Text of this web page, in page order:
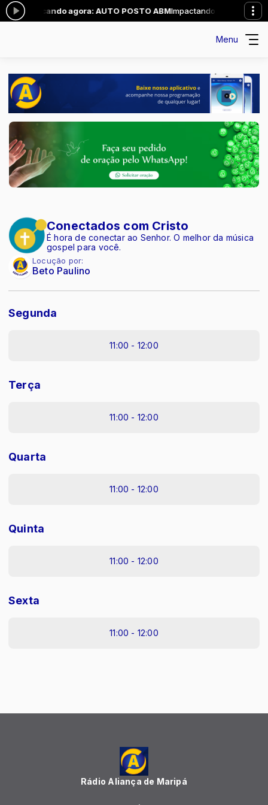
- Tocando agora: AUTO POSTO ABMImpactando Vidas das
Menu
Conectados com Cristo
É hora de conectar ao Senhor. O melhor da música
gospel para você.
Locução por:
Beto Paulino
Segunda
11:00 - 12:00
Terça
11:00 - 12:00
Quarta
11:00 - 12:00
Quinta
11:00 - 12:00
Sexta
11:00 - 12:00
Rádio Aliança de Maripá